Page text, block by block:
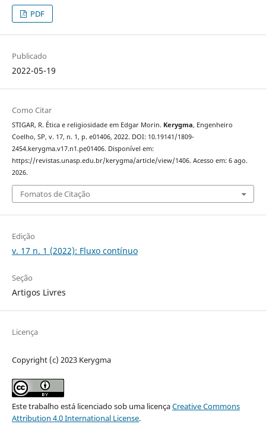
PDF
Publicado
2022-05-19
Como Citar
STIGAR, R. Ética e religiosidade em Edgar Morin. Kerygma, Engenheiro
Coelho, SP, v. 17, n. 1, p. e01406, 2022. DOI: 10.19141/1809-
2454.kerygma.v17.n1.pe01406. Disponível em:
https://revistas.unasp.edu.br/kerygma/article/view/1406. Acesso em: 6 ago.
2026.
Fomatos de Citação
Edição
v. 17 n. 1 (2022): Fluxo contínuo
Seção
Artigos Livres
Licença
Copyright (c) 2023 Kerygma
Este trabalho está licenciado sob uma licençaCreative Commons
Attribution 4.0 International License.